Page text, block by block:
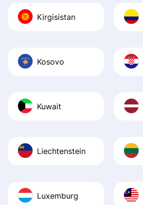
Kirgisistan
Kosovo
Kuwait
Liechtenstein
Luxemburg